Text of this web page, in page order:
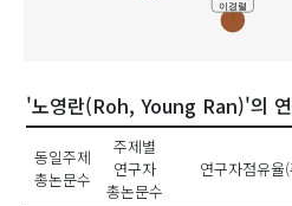
이경렬
'노영란(Roh, Young Ran)'의
동일주제
총논문수
주제별
연구자
총논문수
연구자점유율